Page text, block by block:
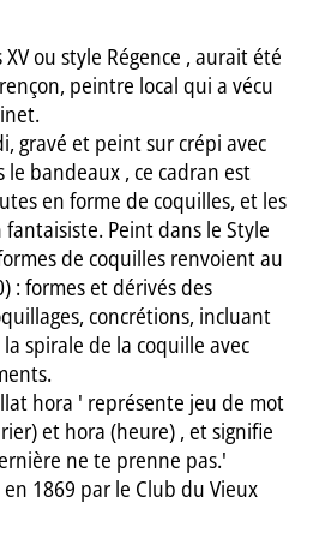
ou style Régence , aurait été
peintre local qui a vécu
gravé et peint sur crépi avec
le bandeaux , ce cadran est
en forme de coquilles, et les
Peint dans le Style
de coquilles renvoient au
: formes et dérivés des
concrétions, incluant
spirale de la coquille avec
hora ' représente jeu de mot
et hora (heure) , et signifie
ne te prenne pas.'
1869 par le Club du Vieux